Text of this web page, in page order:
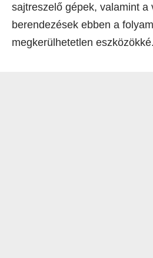
sajtreszelő gépek, valamint a
berendezések ebben a
megkerülhetetlen eszközökké.